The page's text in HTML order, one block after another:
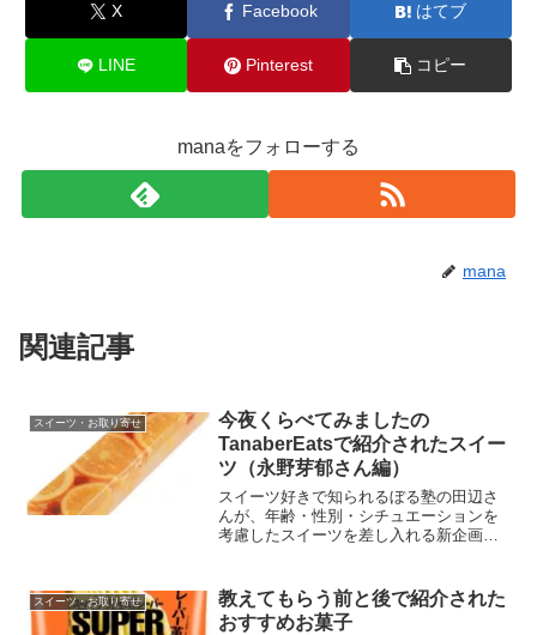
X Facebook はてブ
LINE Pinterest コピー
manaをフォローする
mana
関連記事
スイーツ・お取り寄せ
今夜くらべてみましたの
TanaberEatsで紹介されたスイー
ツ（永野芽郁さん編）
スイーツ好きで知られるぼる塾の田辺さ
んが、年齢・性別・シチュエーションを
考慮したスイーツを差し入れる新企画
今回は女優の永野芽郁さんのご注文でし
た。
スイーツ・お取り寄せ
教えてもらう前と後で紹介された
おすすめお菓子